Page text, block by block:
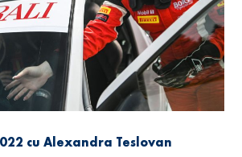
cu Alexandra Teslovan